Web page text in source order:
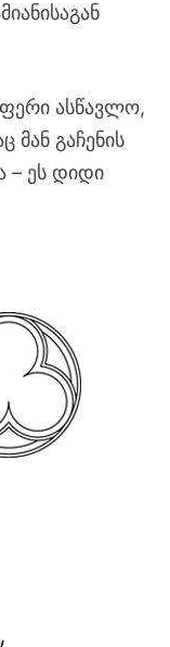
ასწავლო,
მან გაჩენის
– ეს დიდი